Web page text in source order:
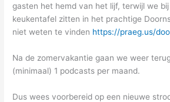
gasten het hemd van het lijf, terwijl we
keukentafel zitten in het prachtige
niet weten te vinden https://praeg.us/
Na de zomervakantie gaan we weer
(minimaal) 1 podcasts per maand.
Dus wees voorbereid op een nieuwe